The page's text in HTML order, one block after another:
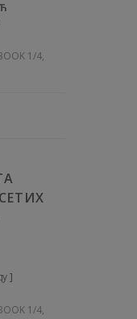
1/4,
]
1/4,